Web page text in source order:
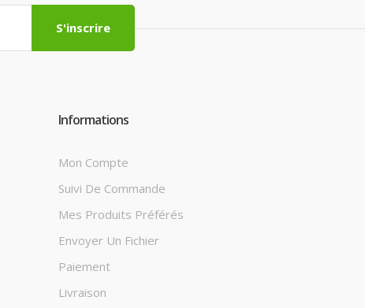
S'inscrire
Informations
Mon Compte
Suivi De Commande
Mes Produits Préférés
Envoyer Un Fichier
Paiement
Livraison